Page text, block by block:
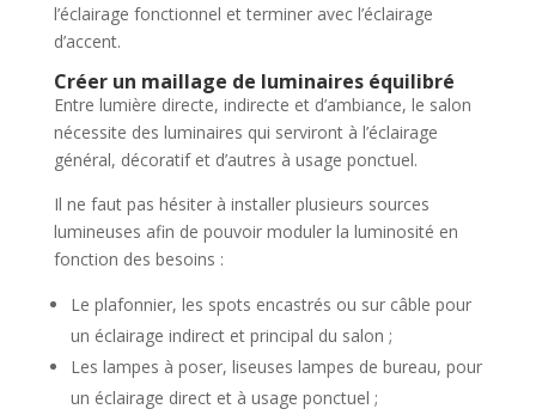
l’éclairage fonctionnel et terminer avec l’éclairage
d’accent.
Créer un maillage de luminaires équilibré
Entre lumière directe, indirecte et d’ambiance, le salon
nécessite des luminaires qui serviront à l’éclairage
général, décoratif et d’autres à usage ponctuel.
Il ne faut pas hésiter à installer plusieurs sources
lumineuses afin de pouvoir moduler la luminosité en
fonction des besoins :
Le plafonnier, les spots encastrés ou sur câble pour
un éclairage indirect et principal du salon ;
Les lampes à poser, liseuses lampes de bureau, pour
un éclairage direct et à usage ponctuel ;